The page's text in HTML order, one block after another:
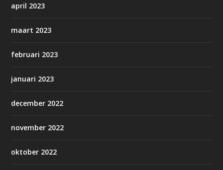
april 2023
maart 2023
februari 2023
januari 2023
december 2022
november 2022
oktober 2022